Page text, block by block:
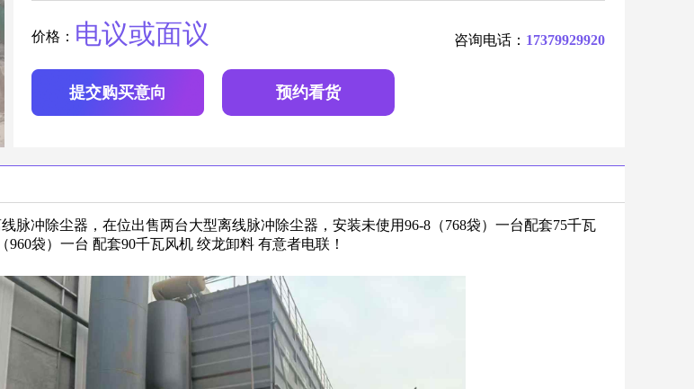
价格： 电议或面议 咨询电话： 17379929920
提交购买意向 预约看货
线脉冲除尘器，在位出售两台大型离线脉冲除尘器，安装未使用96-8（768袋）一台配套75千瓦
960袋）一台 配套90千瓦风机 绞龙卸料 有意者电联！